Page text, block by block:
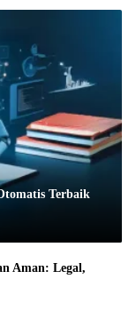
Terbaik
Aman: Legal,